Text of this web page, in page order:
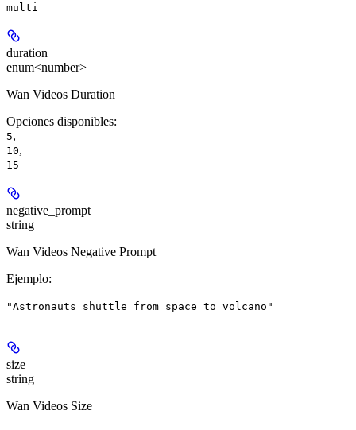
multi
duration
enum<number>
Wan Videos Duration
Opciones disponibles:
5,
10,
15
negative_prompt
string
Wan Videos Negative Prompt
Ejemplo:
"Astronauts shuttle from space to volcano"
size
string
Wan Videos Size